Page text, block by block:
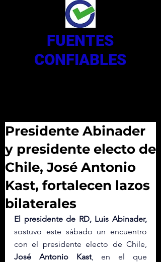
FUENTES
CONFIABLES
Presidente Abinader
y presidente electo de
Chile, José Antonio
Kast, fortalecen lazos
bilaterales
El presidente de RD, Luis Abinader,
sostuvo este sábado un encuentro
José Antonio Kast, en el que